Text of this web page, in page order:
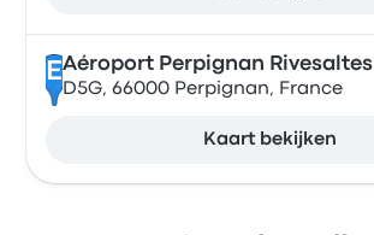
EAéroport Perpignan Rivesaltes
D5G, 66000 Perpignan, France
Kaart bekijken